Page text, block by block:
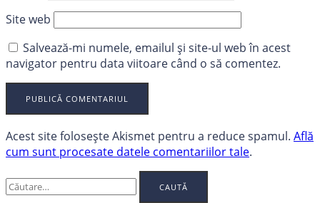
Site web
Salvează-mi numele, emailul și site-ul web în acest
navigator pentru data viitoare când o să comentez.
Acest site folosește Akismet pentru a reduce spamul. Află
cum sunt procesate datele comentariilor tale.
Caută
după: